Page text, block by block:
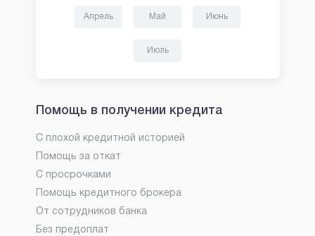
Апрель Май Июнь
Июль
Помощь в получении кредита
С плохой кредитной историей
Помощь за откат
С просрочками
Помощь кредитного брокера
От сотрудников банка
Без предоплат